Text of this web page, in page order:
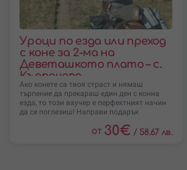
Уроци по езда или преход
с коне за 2-ма на
Деветашкото плато – с.
Кърпачево
Ако конете са твоя страст и нямаш
търпение да прекараш един ден с конна
езда, то този ваучер е перфектният начин
да се поглезиш! Направи подарък
от 30€ / 58.67 лв.